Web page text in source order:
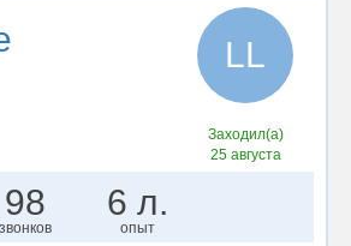
LL
Заходил(а)
25 августа
98
звонков
6 л.
опыт